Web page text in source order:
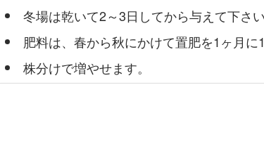
冬場は乾いて2～3日してから与えて下さ
肥料は、春から秋にかけて置肥を1ヶ月
株分けで増やせます。